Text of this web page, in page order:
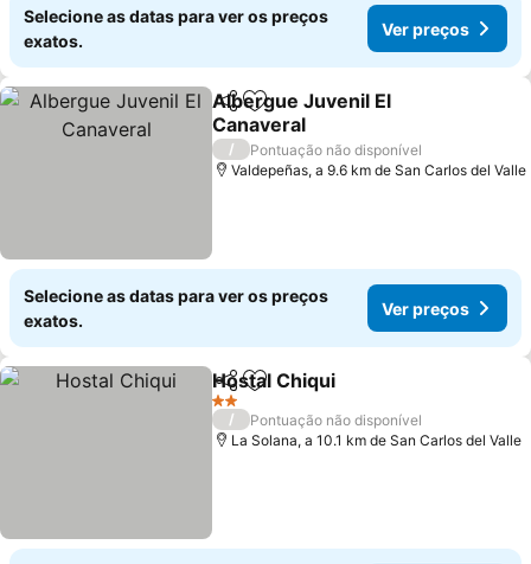
Selecione as datas para ver os preços
exatos.
Ver preços
PartilharAdicionar aos favoritos
Albergue Juvenil El
Canaveral
/
Pontuação não disponível
Valdepeñas, a 9.6 km de San Carlos del Valle
Selecione as datas para ver os preços
exatos.
Ver preços
PartilharAdicionar aos favoritos
Hostal Chiqui
2 Estrelas
/
Pontuação não disponível
La Solana, a 10.1 km de San Carlos del Valle